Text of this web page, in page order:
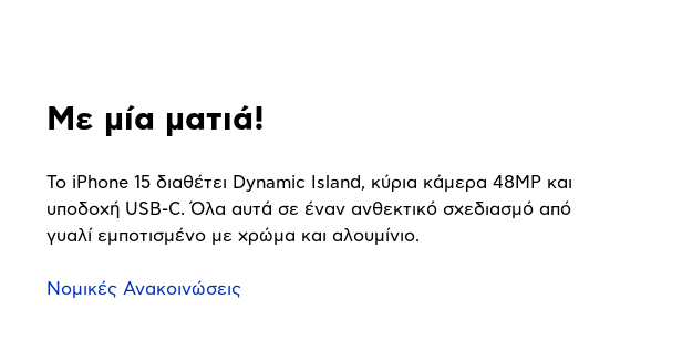
Με μία ματιά!
To iPhone 15 διαθέτει Dynamic Island, κύρια κάμερα 48MP και
υποδοχή USB-C. Όλα αυτά σε έναν ανθεκτικό σχεδιασμό από
γυαλί εμποτισμένο με χρώμα και αλουμίνιο.
Νομικές Ανακοινώσεις